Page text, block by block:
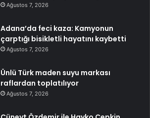
Ağustos 7, 2026
Adana’da feci kaza: Kamyonun
çarptığı bisikletli hayatını kaybetti
Ağustos 7, 2026
Ünlü Türk maden suyu markası
raflardan toplatılıyor
Ağustos 7, 2026